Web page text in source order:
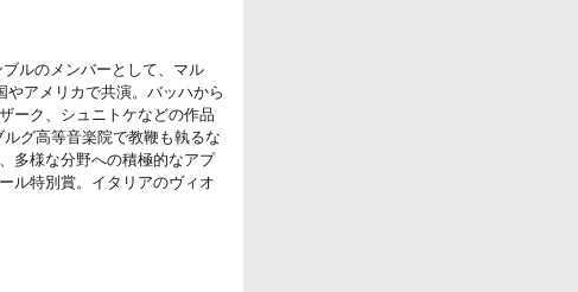
ルのメンバーとして、マル
アメリカで共演。バッハから
ーク、シュニトケなどの作品
グ高等音楽院で教鞭も執るな
多様な分野への積極的なアプ
ル特別賞。イタリアのヴィオ